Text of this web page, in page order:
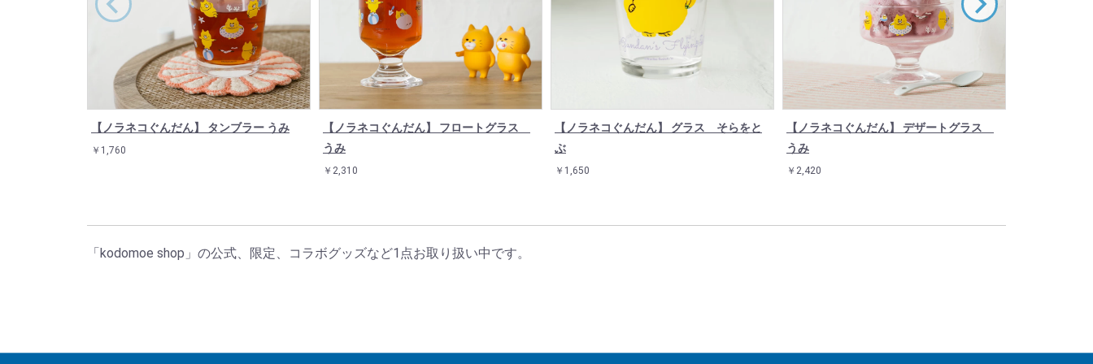
【ノラネコぐんだん】 タンブラー うみ
￥1,760
【ノラネコぐんだん】 フロートグラス
うみ
￥2,310
【ノラネコぐんだん】 グラス そらをと
ぶ
￥1,650
【ノラネコぐんだん】 デザートグラス
うみ
￥2,420
「kodomoe shop」の公式、限定、コラボグッズなど1点お取り扱い中です。